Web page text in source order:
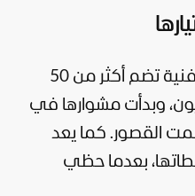
تمتلك هند صبري مسيرة فنية تضم أكثر من 50
وبدأت مشوارها في
صمت القصور. كما يعد
بعدما حظي